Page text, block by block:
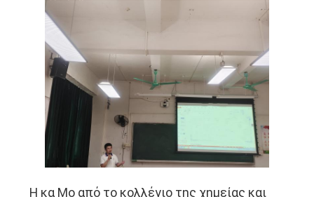
Η κα Mo από το κολλέγιο της χημείας και